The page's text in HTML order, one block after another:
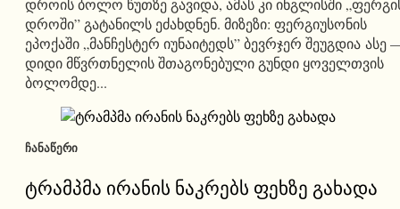
დროში” გატანილს ეძახდნენ. მიზეზი: ფერგიუსონის
ეპოქაში „მანჩესტერ იუნაიტედს” ბევრჯერ შეუგდია ასე
დიდი მწვრთნელის შთაგონებული გუნდი ყოველთვის
ბოლომდე...
ᲩᲐᲜᲐᲬᲔᲠᲘ
ტრამპმა ირანის ნაკრებს ფეხზე გახადა